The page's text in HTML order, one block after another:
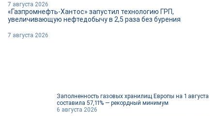
7 августа 2026
«Газпромнефть-Хантос» запустил технологию ГРП,
увеличивающую нефтедобычу в 2,5 раза без бурения
7 августа 2026
Заполненность газовых хранилищ Европы на 1 августа
составила 57,11% — рекордный минимум
6 августа 2026